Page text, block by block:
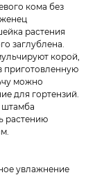
кома без
растения
заглублена.
корой,
приготовленную
можно
для гортензий.
штамба
растению
увлажнение